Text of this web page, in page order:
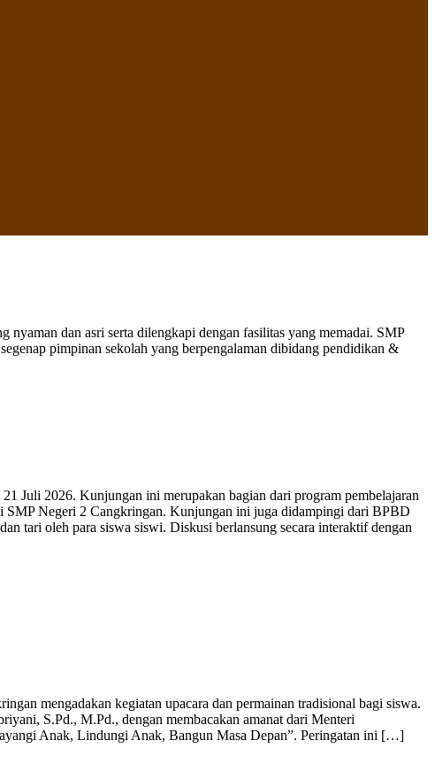
dan asri serta dilengkapi dengan fasilitas yang memadai. SMP
pimpinan sekolah yang berpengalaman dibidang pendidikan &
Juli 2026. Kunjungan ini merupakan bagian dari program pembelajaran
SMP Negeri 2 Cangkringan. Kunjungan ini juga didampingi dari BPBD
tari oleh para siswa siswi. Diskusi berlansung secara interaktif dengan
mengadakan kegiatan upacara dan permainan tradisional bagi siswa.
S.Pd., M.Pd., dengan membacakan amanat dari Menteri
Anak, Lindungi Anak, Bangun Masa Depan”. Peringatan ini […]